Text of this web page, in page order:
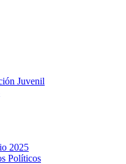
Juvenil
2025
Políticos